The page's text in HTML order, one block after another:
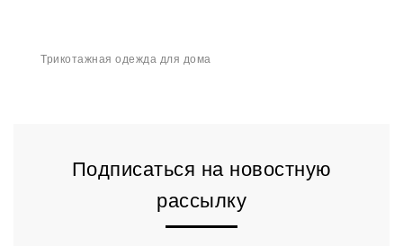
Трикотажная одежда для дома
Подписаться на новостную
рассылку